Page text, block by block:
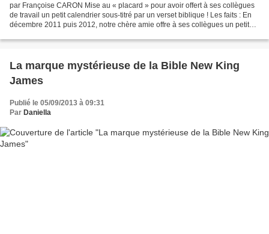
par Françoise CARON Mise au « placard » pour avoir offert à ses collègues
de travail un petit calendrier sous-titré par un verset biblique ! Les faits : En
décembre 2011 puis 2012, notre chère amie offre à ses collègues un petit
La marque mystérieuse de la Bible New King
James
Publié le 05/09/2013 à 09:31
Par Daniella